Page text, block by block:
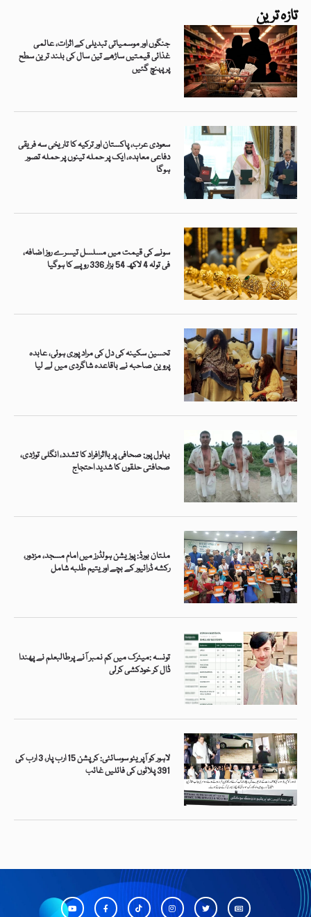
تازہ ترین
جنگوں اور موسمیاتی تبدیلی کے اثرات، عالمی
غذائی قیمتیں ساڑھے تین سال کی بلند ترین سطح
پر پہنچ گئیں
سعودی عرب، پاکستان اور ترکیہ کا تاریخی سہ فریقی
دفاعی معاہدہ، ایک پر حملہ تینوں پر حملہ تصور
ہوگا
سونے کی قیمت میں مسلسل تیسرے روز اضافہ،
فی تولہ 4 لاکھ 54 ہزار 336 روپے کا ہوگیا
تحسین سکینہ کی دل کی مراد پوری ہوئی، عابدہ
پروین صاحبہ نے باقاعدہ شاگردی میں لے لیا
بہاول پور: صحافی پر بااثرافراد کا تشدد، انگلی توڑدی،
صحافتی حلقوں کا شدید احتجاج
ملتان بورڈ: پوزیشن ہولڈرز میں امام مسجد، مزدور،
رکشہ ڈرائیور کے بچے اور یتیم طلبہ شامل
تونسہ :میٹرک میں کم نمبر آنے پرطالبعلم نے پھندا
ڈال کر خودکشی کرلی
لاہور کو آپریٹو سوسائٹی: کرپشن 15 ارب پار، 3 ارب کی
391 پلاٹوں کی فائلیں غائب